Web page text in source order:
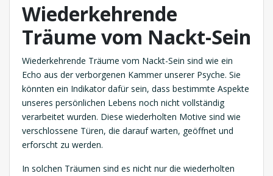
Wiederkehrende
Träume vom Nackt-Sein
Wiederkehrende Träume vom Nackt-Sein sind wie ein
Echo aus der verborgenen Kammer unserer Psyche. Sie
könnten ein Indikator dafür sein, dass bestimmte Aspekte
unseres persönlichen Lebens noch nicht vollständig
verarbeitet wurden. Diese wiederholten Motive sind wie
verschlossene Türen, die darauf warten, geöffnet und
erforscht zu werden.
In solchen Träumen sind es nicht nur die wiederholten